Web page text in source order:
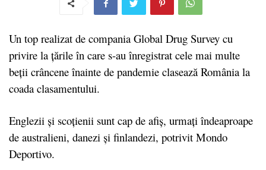
Un top realizat de compania Global Drug Survey cu
privire la țările în care s-au înregistrat cele mai multe
beții crâncene înainte de pandemie clasează România la
coada clasamentului.
Englezii și scoțienii sunt cap de afiș, urmați îndeaproape
de australieni, danezi și finlandezi, potrivit Mondo
Deportivo.